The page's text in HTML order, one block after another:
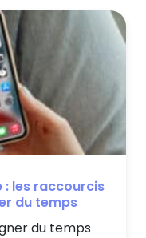
: les raccourcis
du temps
du temps